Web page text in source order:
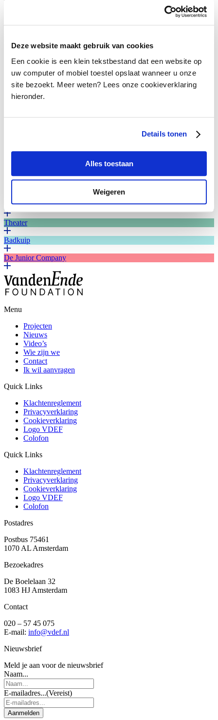
Deze website maakt gebruik van cookies
Een cookie is een klein tekstbestand dat een website op
uw computer of mobiel toestel opslaat wanneer u onze
site bezoekt. Meer weten? Lees onze cookieverklaring
hieronder.
Details tonen
Alles toestaan
Weigeren
De open calls van Theater Bellevue en Het Nationale Theater
Delen
Foto: Jelmer de Haas.
Mooi
Theater
Badkuip
De Junior Company
Menu
Projecten
Nieuws
Video’s
Wie zijn we
Contact
Ik wil aanvragen
Quick Links
Klachtenreglement
Privacyverklaring
Cookieverklaring
Logo VDEF
Colofon
Quick Links
Klachtenreglement
Privacyverklaring
Cookieverklaring
Logo VDEF
Colofon
Postadres
Postbus 75461
1070 AL Amsterdam
Bezoekadres
De Boelelaan 32
1083 HJ Amsterdam
Contact
020 – 57 45 075
E-mail: info@vdef.nl
Nieuwsbrief
Meld je aan voor de nieuwsbrief
Naam...
E-mailadres...(Vereist)
Aanmelden